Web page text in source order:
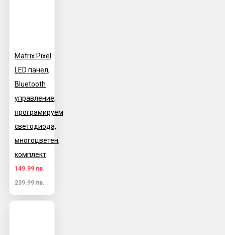
Matrix Pixel
LED панел,
Bluetooth
управление,
програмируем
светодиода,
многоцветен,
комплект
149.99 лв.
239.99 лв.